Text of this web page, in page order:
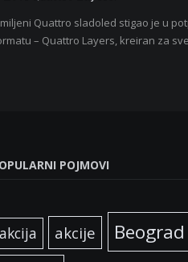
Quattro sladoled stigao je u
– Quattro Layers, kreiran za
POJMOVI
akcija akcije Beograd